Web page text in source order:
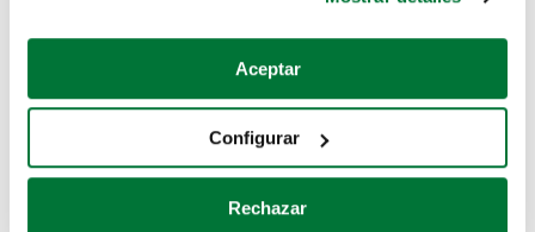
Si lo permite, también quisiéramos:
Recopilar información sobre su ubicación geográfica
Identificar su dispositivo analizándolo activamente
para buscar características específicas (huellas
Aceptar
Configurar
Rechazar
Coches de segunda mano
Coches de km0